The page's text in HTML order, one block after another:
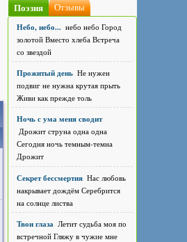
Поэзия Отзывы
Небо, небо... небо небо Город
золотой Вместо хлеба Встреча
со звездой
Прожитый день Не нужен
подвиг не нужна крутая прыть
Живи как прежде толь
Ночь с ума меня сводит
Дрожит струна одна одна
Сегодня ночь темным-темна
Дрожит
Секрет бессмертия Нас любовь
накрывает дождём Серебрится
на солнце листва
Твои глаза Летит судьба моя по
встречной Гляжу в чужие мне